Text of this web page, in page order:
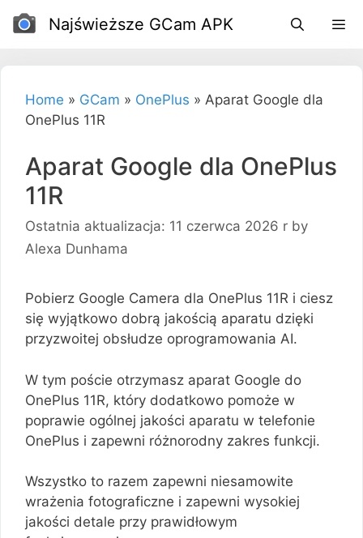
Przejdź
do
Najświeższe GCam APK
Home » GCam » OnePlus » Aparat Google dla
OnePlus 11R
Aparat Google dla OnePlus
11R
Ostatnia aktualizacja: 11 czerwca 2026 r by
Alexa Dunhama
Pobierz Google Camera dla OnePlus 11R i ciesz
się wyjątkowo dobrą jakością aparatu dzięki
przyzwoitej obsłudze oprogramowania AI.
W tym poście otrzymasz aparat Google do
OnePlus 11R, który dodatkowo pomoże w
poprawie ogólnej jakości aparatu w telefonie
OnePlus i zapewni różnorodny zakres funkcji.
Wszystko to razem zapewni niesamowite
wrażenia fotograficzne i zapewni wysokiej
jakości detale przy prawidłowym